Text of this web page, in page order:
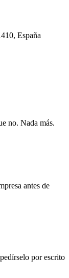
España
no. Nada más.
antes de
por escrito